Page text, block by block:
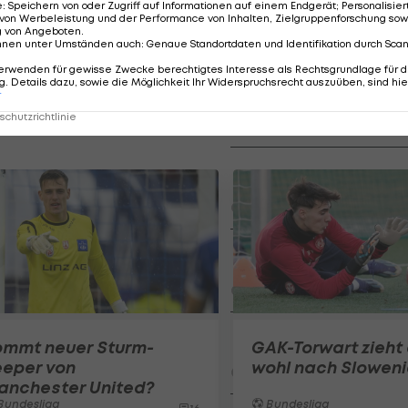
zurückkehrt, Nägel mit Köpfen gemacht werden.
Der legendäre
Am Stammtisch bei Andy
Stammtisch
I schau a #LigaZWA - Die
Runde)
I schau a LigaZWA
Titelfavorit?
Ansakonferenz
neuer Sturm-
von
United?
GAK-Torwart zieht
wohl nach
Bundesliga
: Speichern von oder Zugriff auf Informationen auf einem Endgerät;
Werbeleistung und der Performance von Inhalten, Zielgruppenforschung
von Angeboten
unter Umständen auch: Genaue Standortdaten und Identifikation durch
für gewisse Zwecke berechtigtes Interesse als Rechtsgrundlage für
Details dazu, sowie die Möglichkeit Ihr Widerspruchsrecht auszuüben, sind